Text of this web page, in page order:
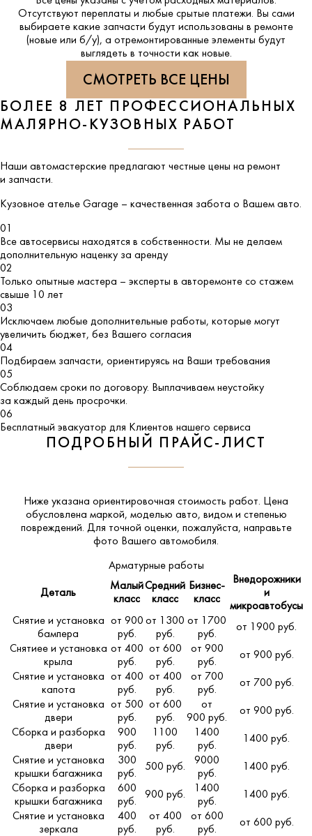
Отсутствуют переплаты и любые срытые платежи. Вы сами
выбираете какие запчасти будут использованы в ремонте
(новые или б/у), а отремонтированные элементы будут
выглядеть в точности как новые.
СМОТРЕТЬ ВСЕ ЦЕНЫ
БОЛЕЕ 8 ЛЕТ ПРОФЕССИОНАЛЬНЫХ
МАЛЯРНО-КУЗОВНЫХ РАБОТ
Наши автомастерские предлагают честные цены на ремонт
и запчасти.
Кузовное ателье Garage – качественная забота о Вашем авто.
01
Все автосервисы находятся в собственности. Мы не делаем
дополнительную наценку за аренду
02
Только опытные мастера – эксперты в авторемонте со стажем
свыше 10 лет
03
Исключаем любые дополнительные работы, которые могут
увеличить бюджет, без Вашего согласия
04
Подбираем запчасти, ориентируясь на Ваши требования
05
Соблюдаем сроки по договору. Выплачиваем неустойку
за каждый день просрочки.
06
Бесплатный эвакуатор для Клиентов нашего сервиса
ПОДРОБНЫЙ ПРАЙС-ЛИСТ
Ниже указана ориентировочная стоимость работ. Цена
обусловлена маркой, моделью авто, видом и степенью
повреждений. Для точной оценки, пожалуйста, направьте
фото Вашего автомобиля.
Арматурные работы
Деталь
Малый
класс
Средний
класс
Бизнес-
класс
Внедорожники
и
микроавтобусы
Снятие и установка
бампера
от 900
руб.
от 1300
руб.
от 1700
руб.
от 1900 руб.
Снятиее и установка
крыла
от 400
руб.
от 600
руб.
от 900
руб.
от 900 руб.
Снятие и установка
капота
от 400
руб.
от 400
руб.
от 700
руб.
от 700 руб.
Снятие и установка
двери
от 500
руб.
от 600
руб.
от
900 руб.
от 900 руб.
Сборка и разборка
двери
900
руб.
1100
руб.
1400
руб.
1400 руб.
Снятие и установка
крышки багажника
300
руб.
500 руб.
9000
руб.
1400 руб.
Сборка и разборка
крышки багажника
600
руб.
900 руб.
1400
руб.
1400 руб.
Снятие и установка
зеркала
400
руб.
от 400
руб.
от 600
руб.
от 600 руб.